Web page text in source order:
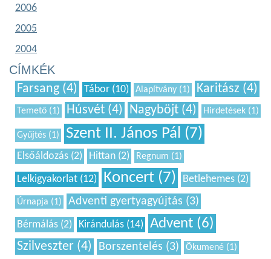
2006
2005
2004
CÍMKÉK
Farsang (4) Tábor (10) Alapítvány (1) Karitász (4)
Temető (1) Húsvét (4) Nagyböjt (4) Hirdetések (1)
Gyűjtés (1) Szent II. János Pál (7)
Elsőáldozás (2) Hittan (2) Regnum (1)
Lelkigyakorlat (12) Koncert (7) Betlehemes (2)
Úrnapja (1) Adventi gyertyagyújtás (3)
Bérmálás (2) Kirándulás (14) Advent (6)
Szilveszter (4) Borszentelés (3)
Ökumené (1)